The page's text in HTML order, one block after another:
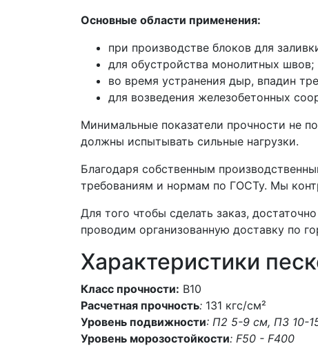
Основные области применения:
при производстве блоков для
для обустройства монолитных швов;
во время устранения дыр, впадин
для возведения железобетонных
Минимальные показатели прочности не
должны испытывать сильные нагрузки.
Благодаря собственным
требованиям и нормам по ГОСТу. Мы
Для того чтобы сделать заказ,
проводим организованную доставку по
Характеристики
Класс прочности: В10
Расчетная прочность: 131 кгс/см²
Уровень подвижности: П2 5-9 см, П3 10-
Уровень морозостойкости: F50 - F400